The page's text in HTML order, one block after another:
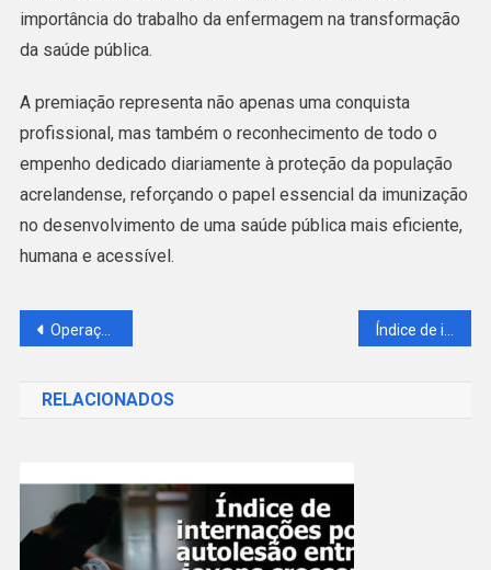
importância do trabalho da enfermagem na transformação
da saúde pública.
A premiação representa não apenas uma conquista
profissional, mas também o reconhecimento de todo o
empenho dedicado diariamente à proteção da população
acrelandense, reforçando o papel essencial da imunização
no desenvolvimento de uma saúde pública mais eficiente,
humana e acessível.
Navegação
Post
Operação conjunta entre as Polícia Civil do Acre e Rondônia resulta na prisão de homem acusado de abusar de menores
RELACIONADOS